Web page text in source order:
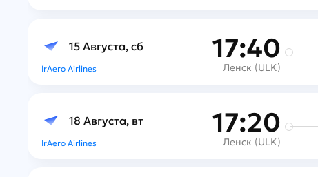
15 Августа, сб
IrAero Airlines
17:40
Ленск (ULK)
18 Августа, вт
IrAero Airlines
17:20
Ленск (ULK)